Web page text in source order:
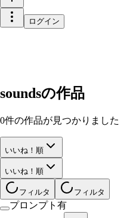
ログイン
soundsの作品
0件の作品が見つかりました
いいね！順
いいね！順
フィルタ フィルタ
プロンプト有